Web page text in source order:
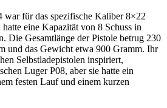
war für das spezifische Kaliber 8×22
eine Kapazität von 8 Schuss in
Die Gesamtlänge der Pistole betrug 230
und das Gewicht etwa 900 Gramm. Ihr
Selbstladepistolen inspiriert,
Luger P08, aber sie hatte ein
festen Lauf und einem kurzen